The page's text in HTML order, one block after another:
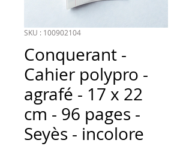
SKU : 100902104
Conquerant -
Cahier polypro -
agrafé - 17 x 22
cm - 96 pages -
Seyès - incolore